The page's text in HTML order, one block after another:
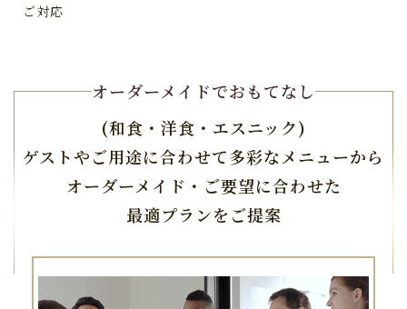
ご対応
オーダーメイドでおもてなし
(和食・洋食・エスニック)
ゲストやご用途に合わせて多彩なメニューから
オーダーメイド・ご要望に合わせた
最適プランをご提案